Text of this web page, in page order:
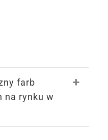
farb
na rynku w